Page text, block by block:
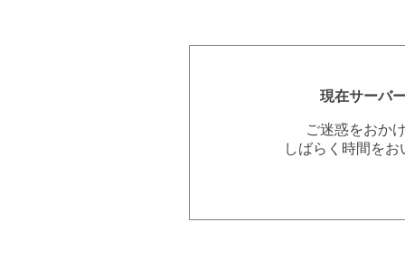
現在サーバ
ご迷惑をおか
しばらく時間を